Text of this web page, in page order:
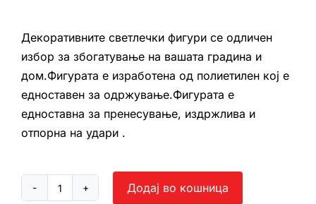
Декоративните светлечки фигури се одличен
избор за збогатување на вашата градина и
дом.Фигурата е изработена од полиетилен кој е
едноставен за одржување.Фигурата е
едноставна за пренесување, издржлива и
отпорна на удари .
Снешко
Додај во кошница